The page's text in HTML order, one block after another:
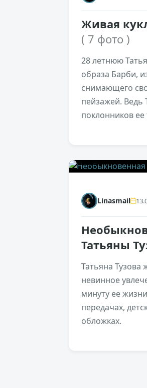
Живая
( 7 фото )
28 летнюю
образа Барби,
снимающего
пейзажей. Ведь
поклонников ее
Linasmail
Татьяны
Татьяна Тузова
невинное
минуту ее
передачах,
обложках.